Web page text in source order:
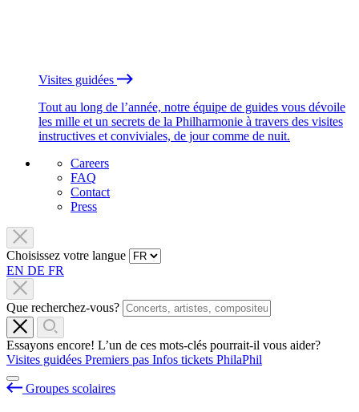
Visites guidées
Tout au long de l’année, notre équipe de guides vous dévoile
les mille et un secrets de la Philharmonie à travers des visites
instructives et conviviales, de jour comme de nuit.
Careers
FAQ
Contact
Press
Choisissez votre langue
EN DE FR
Que recherchez-vous?
Essayons encore! L’un de ces mots-clés pourrait-il vous aider?
Visites guidées Premiers pas Infos tickets PhilaPhil
Groupes scolaires